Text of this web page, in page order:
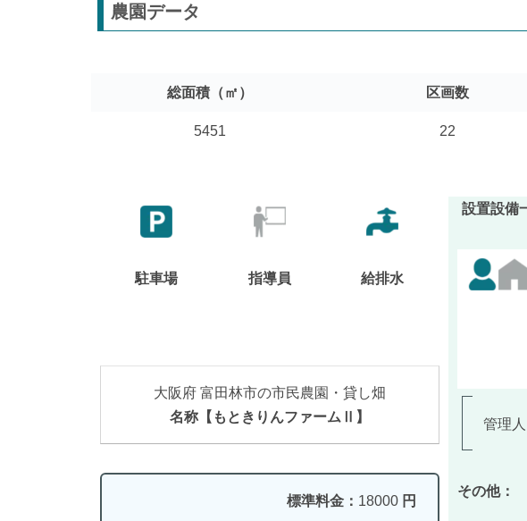
農園データ
総面積（㎡） 区画数
5451 22
駐車場 指導員 給排水
大阪府 富田林市の市民農園・貸し畑
名称【もときりんファームⅡ】
標準料金： 18000 円
設置設備
管理
その他：